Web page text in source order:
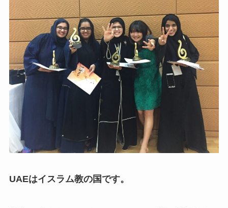
UAEはイスラム教の国です。